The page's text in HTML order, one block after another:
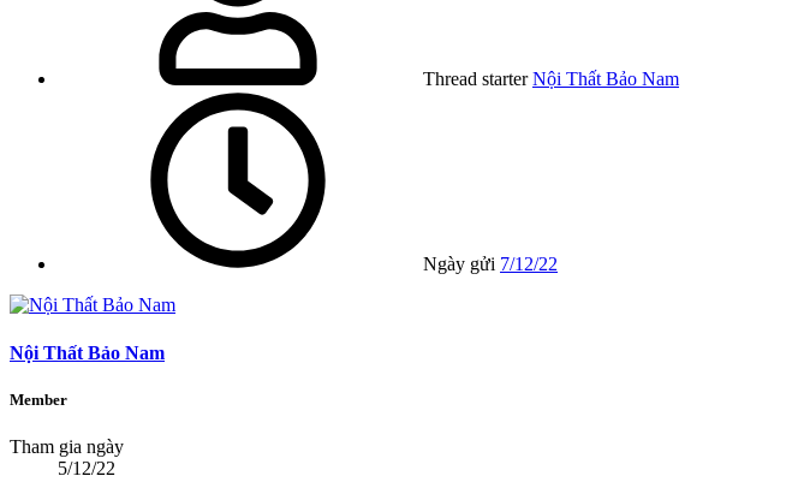
Thread starter Nội Thất Bảo Nam
Ngày gửi 7/12/22
Nội Thất Bảo Nam
Member
Tham gia ngày
5/12/22